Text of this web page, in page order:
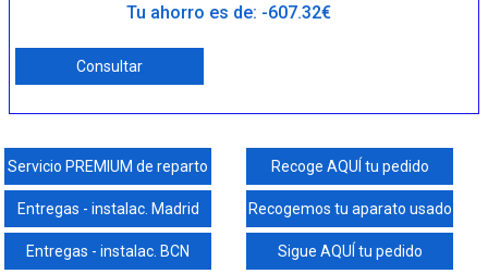
Tu ahorro es de: -607.32€
Consultar
Servicio PREMIUM de reparto Recoge AQUÍ tu pedido
Entregas - instalac. Madrid Recogemos tu aparato usado
Entregas - instalac. BCN Sigue AQUÍ tu pedido